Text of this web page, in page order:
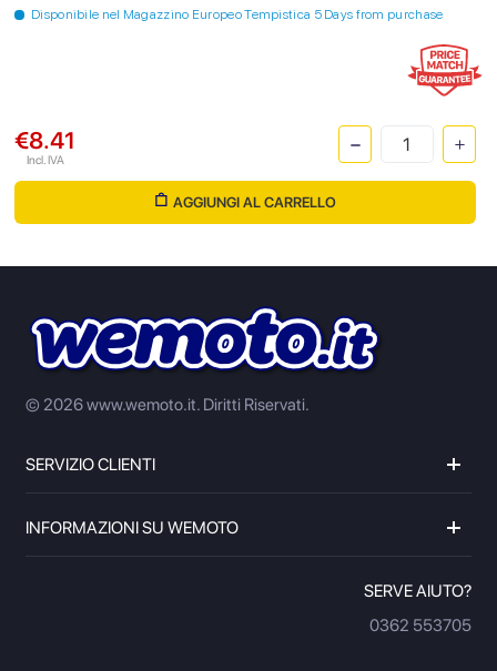
Disponibile nel Magazzino Europeo Tempistica 5 Days from purchase
€8.41
Incl. IVA
AGGIUNGI AL CARRELLO
© 2026 www.wemoto.it. Diritti Riservati.
SERVIZIO CLIENTI
INFORMAZIONI SU WEMOTO
SERVE AIUTO?
0362 553705